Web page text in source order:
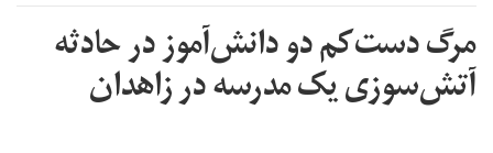
مرگ دست‌کم دو دانش‌آموز در حادثه
آتش‌سوزی یک مدرسه در زاهدان